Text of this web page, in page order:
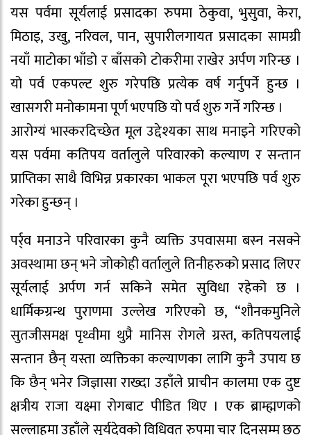
यस पर्वमा सूर्यलाई प्रसादका रुपमा ठेकुवा, भुसुवा, केरा,
मिठाइ, उखु, नरिवल, पान, सुपारीलगायत प्रसादका सामग्री
नयाँ माटोका भाँडो र बाँसको टोकरीमा राखेर अर्पण गरिन्छ ।
यो पर्व एकपल्ट शुरु गरेपछि प्रत्येक वर्ष गर्नुपर्ने हुन्छ ।
खासगरी मनोकामना पूर्ण भएपछि यो पर्व शुरु गर्ने गरिन्छ ।
आरोग्यं भास्करदिच्छेत मूल उद्देश्यका साथ मनाइने गरिएको
यस पर्वमा कतिपय वर्तालुले परिवारको कल्याण र सन्तान
प्राप्तिका साथै विभिन्न प्रकारका भाकल पूरा भएपछि पर्व शुरु
गरेका हुन्छन् ।
पर्र्व मनाउने परिवारका कुनै व्यक्ति उपवासमा बस्न नसक्ने
अवस्थामा छन् भने जोकोही वर्तालुले तिनीहरुको प्रसाद लिएर
सूर्यलाई अर्पण गर्न सकिने समेत सुविधा रहेको छ ।
धार्मिकग्रन्थ पुराणमा उल्लेख गरिएको छ, “शौनकमुनिले
सुतजीसमक्ष पृथ्वीमा थुप्रै मानिस रोगले ग्रस्त, कतिपयलाई
सन्तान छैन् यस्ता व्यक्तिका कल्याणका लागि कुनै उपाय छ
कि छैन् भनेर जिज्ञासा राख्दा उहाँले प्राचीन कालमा एक दुष्ट
क्षत्रीय राजा यक्ष्मा रोगबाट पीडित थिए । एक ब्राम्ह्मणको
सल्लाहमा उहाँले सूर्यदेवको विधिवत् रुपमा चार दिनसम्म छठ